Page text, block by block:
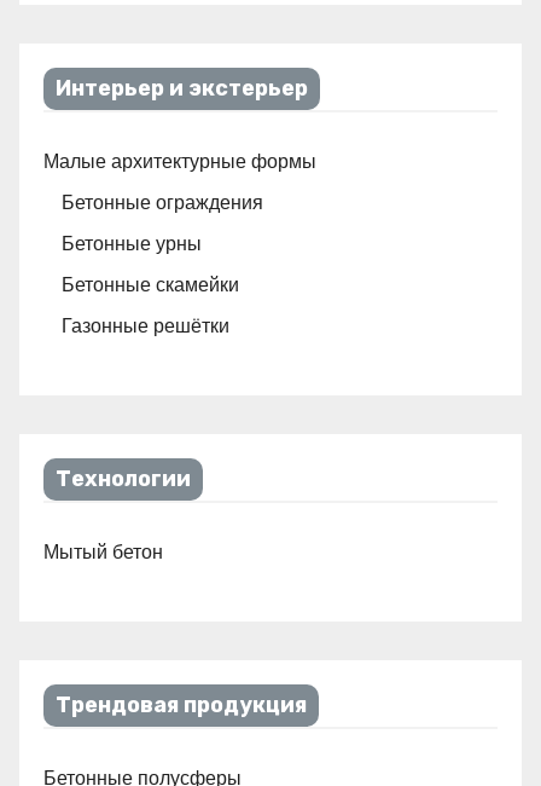
Интерьер и экстерьер
Малые архитектурные формы
Бетонные ограждения
Бетонные урны
Бетонные скамейки
Газонные решётки
Технологии
Мытый бетон
Трендовая продукция
Бетонные полусферы